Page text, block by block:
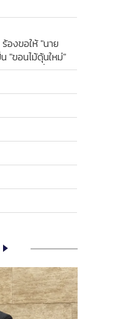
องขอให้ "นาย
"ขอนไม้ดุ้นใหม่"
เกาะ วันนี้ ขอคุย